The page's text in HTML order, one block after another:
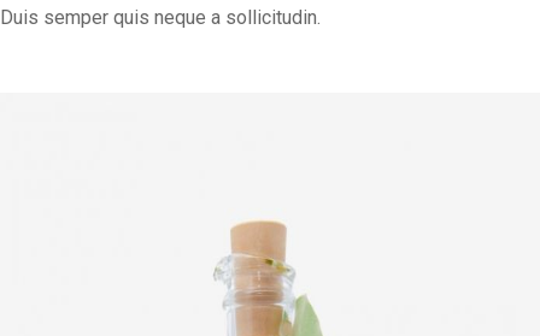
Duis semper quis neque a sollicitudin.